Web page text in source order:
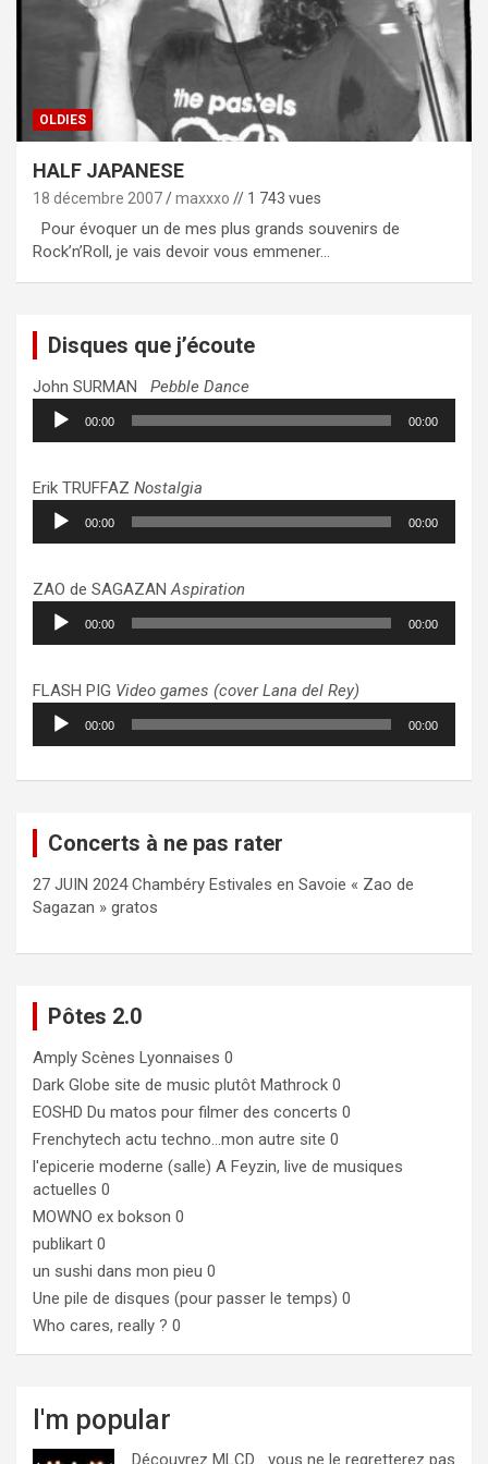
OLDIES
HALF JAPANESE
18 décembre 2007 maxxxo // 1 743 vues
Pour évoquer un de mes plus grands souvenirs de
Rock’n’Roll, je vais devoir vous emmener…
Disques que j’écoute
John SURMAN Pebble Dance
Lecteur
audio
00:00 00:00
Erik TRUFFAZ Nostalgia
Lecteur
audio
00:00 00:00
ZAO de SAGAZANAspiration
Lecteur
audio
00:00 00:00
FLASH PIG Video games (cover Lana del Rey)
Lecteur
audio
00:00 00:00
Concerts à ne pas rater
27 JUIN 2024 Chambéry Estivales en Savoie « Zao de
Sagazan » gratos
Pôtes 2.0
Amply Scènes Lyonnaises 0
Dark Globe site de music plutôt Mathrock 0
EOSHD Du matos pour filmer des concerts 0
Frenchytech actu techno…mon autre site 0
l'epicerie moderne (salle) A Feyzin, live de musiques
actuelles 0
MOWNO ex bokson 0
publikart 0
un sushi dans mon pieu 0
Une pile de disques (pour passer le temps) 0
Who cares, really ? 0
I'm popular
Découvrez MLCD… vous ne le regretterez pas